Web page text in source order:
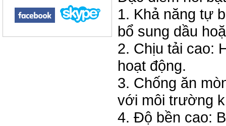
1. Khả năng tự
bổ sung dầu
2. Chịu tải cao:
hoạt động.
3. Chống ăn
với môi trường
4. Độ bền cao: